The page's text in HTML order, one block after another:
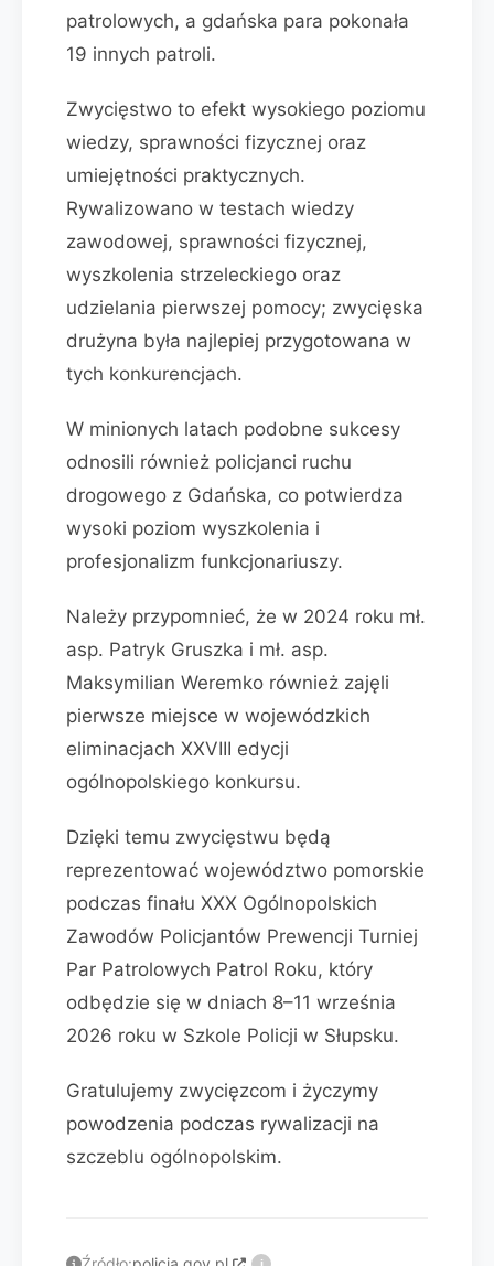
patrolowych, a gdańska para pokonała
19 innych patroli.
Zwycięstwo to efekt wysokiego poziomu
wiedzy, sprawności fizycznej oraz
umiejętności praktycznych.
Rywalizowano w testach wiedzy
zawodowej, sprawności fizycznej,
wyszkolenia strzeleckiego oraz
udzielania pierwszej pomocy; zwycięska
drużyna była najlepiej przygotowana w
tych konkurencjach.
W minionych latach podobne sukcesy
odnosili również policjanci ruchu
drogowego z Gdańska, co potwierdza
wysoki poziom wyszkolenia i
profesjonalizm funkcjonariuszy.
Należy przypomnieć, że w 2024 roku mł.
asp. Patryk Gruszka i mł. asp.
Maksymilian Weremko również zajęli
pierwsze miejsce w wojewódzkich
eliminacjach XXVIII edycji
ogólnopolskiego konkursu.
Dzięki temu zwycięstwu będą
reprezentować województwo pomorskie
podczas finału XXX Ogólnopolskich
Zawodów Policjantów Prewencji Turniej
Par Patrolowych Patrol Roku, który
odbędzie się w dniach 8–11 września
2026 roku w Szkole Policji w Słupsku.
Gratulujemy zwycięzcom i życzymy
powodzenia podczas rywalizacji na
szczeblu ogólnopolskim.